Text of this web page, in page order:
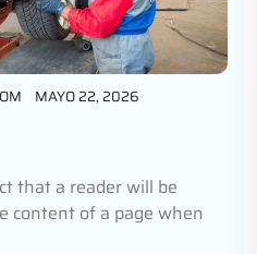
MAYO 22, 2026
that a reader will be
content of a page when